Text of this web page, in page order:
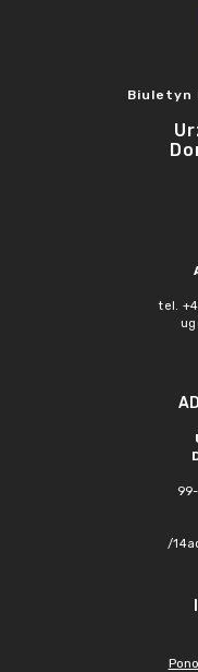
Biuletyn
tel.
/